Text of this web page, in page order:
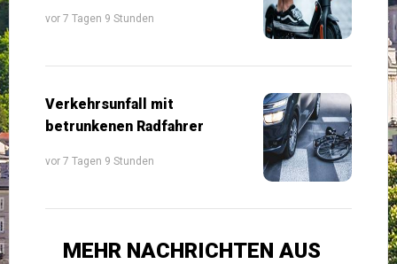
vor 7 Tagen 9 Stunden
Verkehrsunfall mit
betrunkenen Radfahrer
vor 7 Tagen 9 Stunden
MEHR NACHRICHTEN AUS